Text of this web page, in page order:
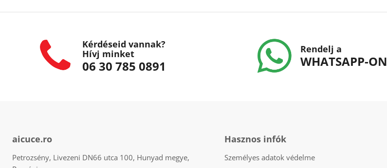
Kérdéseid vannak?
Hívj minket
06 30 785 0891
Rendelj a
WHATSAPP-ON
aicuce.ro
Petrozsény, Livezeni DN66 utca 100, Hunyad megye,
Hasznos infók
Személyes adatok védelme